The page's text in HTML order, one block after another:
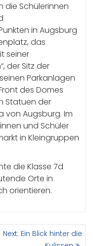
die Schülerinnen
in Augsburg
das
seiner
der Sitz der
Parkanlagen
des Domes
Statuen der
von Augsburg. Im
und Schüler
in Kleingruppen
die Klasse 7d
Orte in
orientieren.
Next: Next
Ein Blick hinter die